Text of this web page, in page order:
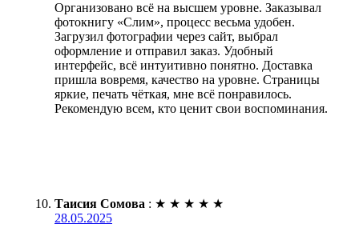
Организовано всё на высшем уровне. Заказывал
фотокнигу «Слим», процесс весьма удобен.
Загрузил фотографии через сайт, выбрал
оформление и отправил заказ. Удобный
интерфейс, всё интуитивно понятно. Доставка
пришла вовремя, качество на уровне. Страницы
яркие, печать чёткая, мне всё понравилось.
Рекомендую всем, кто ценит свои воспоминания.
Таисия Сомова : ★ ★ ★ ★ ★
28.05.2025